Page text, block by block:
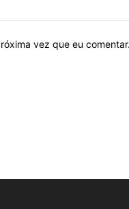
vez que eu comentar.